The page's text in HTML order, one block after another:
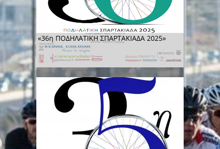
«36η ΠΟΔΗΛΑΤΙΚΗ ΣΠΑΡΤΑΚΙΑΔΑ 2025»